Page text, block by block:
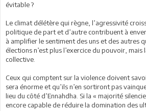
évitable ?
Le climat délétère qui règne, l’agressivité
politique de part et d’autre contribuent à
à amplifier le sentiment des uns et des autres
élections n’est plus l’exercice du pouvoir,
collective.
Ceux qui comptent sur la violence doivent
sera énorme et qu’ils n’en sortiront pas
lieu du côté d’Ennahdha. Si la « majorité
encore capable de réduire la domination des